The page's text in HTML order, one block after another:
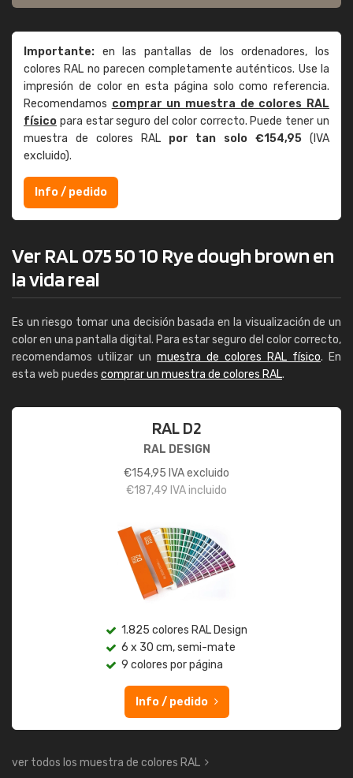
Importante: en las pantallas de los ordenadores, los
colores RAL no parecen completamente auténticos. Use la
impresión de color en esta página solo como referencia.
Recomendamos comprar un muestra de colores RAL
físico para estar seguro del color correcto. Puede tener un
muestra de colores RAL por tan solo €154,95 (IVA
excluido).
Info / pedido
Ver RAL 075 50 10 Rye dough brown en
la vida real
Es un riesgo tomar una decisión basada en la visualización de un
color en una pantalla digital. Para estar seguro del color correcto,
recomendamos utilizar un muestra de colores RAL físico. En
esta web puedes comprar un muestra de colores RAL.
RAL D2
RAL DESIGN
€154,95 IVA excluido
€187,49 IVA incluido
1.825 colores RAL Design
6 x 30 cm, semi-mate
9 colores por página
Info / pedido
ver todos los muestra de colores RAL